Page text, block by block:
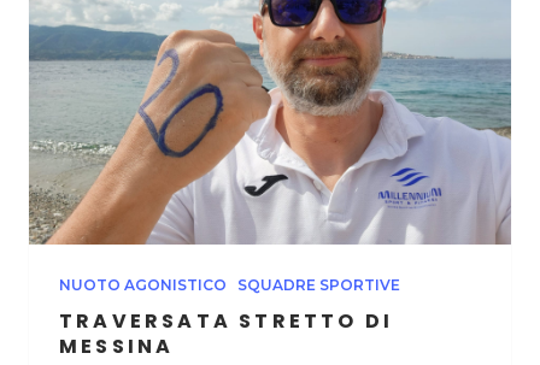
NUOTO AGONISTICO SQUADRE SPORTIVE
TRAVERSATA STRETTO DI
MESSINA